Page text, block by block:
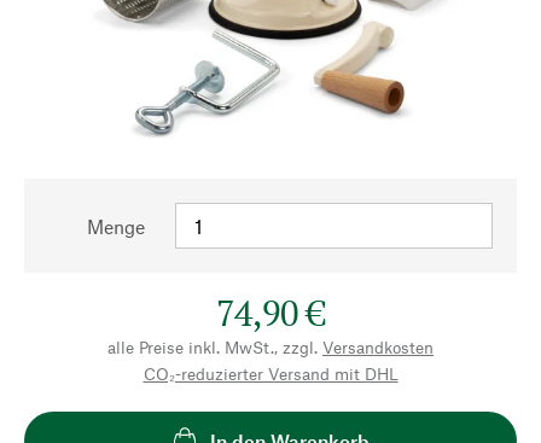
Menge
74,90 €
alle Preise inkl. MwSt., zzgl. Versandkosten
CO₂-reduzierter Versand mit DHL